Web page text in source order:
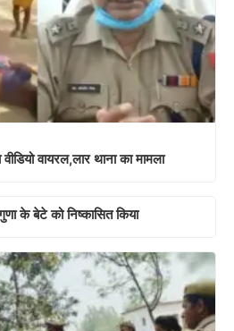
वायरल,लार थाना का मामला
के बेटे को निष्कासित किया